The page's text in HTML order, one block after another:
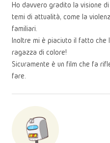
Ho davvero gradito la visione
temi di attualità, come la
familiari.
Inoltre mi è piaciuto il fatto che
ragazza di colore!
Sicuramente è un film che fa
fare.